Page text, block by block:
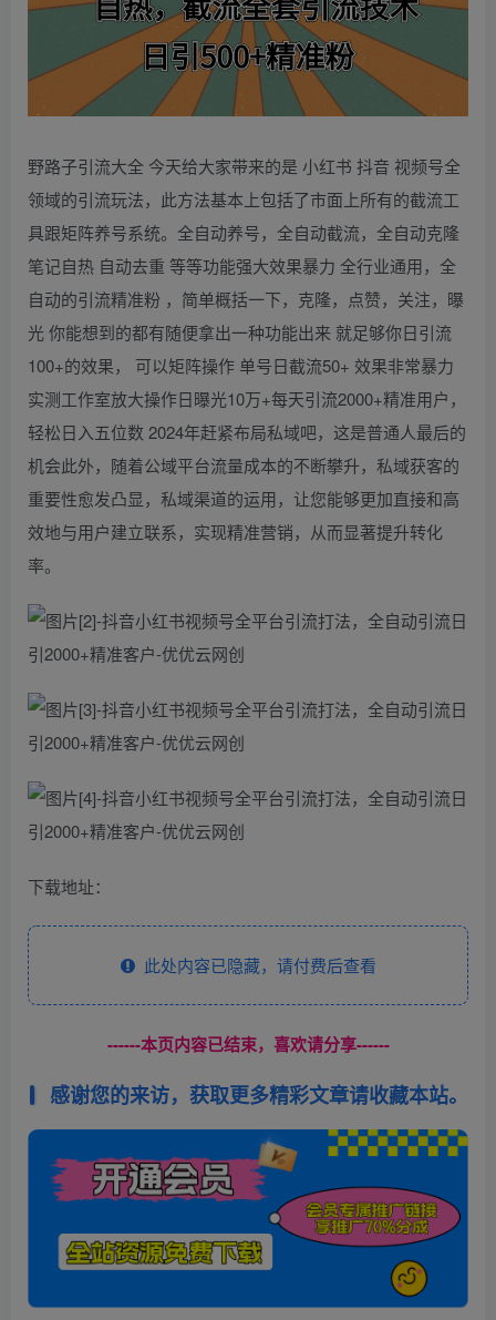
野路子引流大全 今天给大家带来的是 小红书 抖音 视频号全
领域的引流玩法，此方法基本上包括了市面上所有的截流工
具跟矩阵养号系统。全自动养号，全自动截流，全自动克隆
笔记自热 自动去重 等等功能强大效果暴力 全行业通用，全
自动的引流精准粉 ，简单概括一下，克隆，点赞，关注，曝
光 你能想到的都有随便拿出一种功能出来 就足够你日引流
100+的效果， 可以矩阵操作 单号日截流50+ 效果非常暴力
实测工作室放大操作日曝光10万+每天引流2000+精准用户，
轻松日入五位数 2024年赶紧布局私域吧，这是普通人最后的
机会此外，随着公域平台流量成本的不断攀升，私域获客的
重要性愈发凸显，私域渠道的运用，让您能够更加直接和高
效地与用户建立联系，实现精准营销，从而显著提升转化
率。
下载地址：
此处内容已隐藏，请付费后查看
------本页内容已结束，喜欢请分享------
感谢您的来访，获取更多精彩文章请收藏本站。